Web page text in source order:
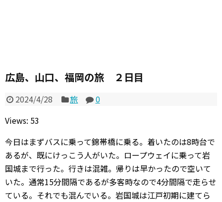
広島、山口、福岡の旅 ２日目
2024/4/28 旅
0
Views: 53
今日はまずバスに乗って錦帯橋に乗る。着いたのは8時台で
あるが、既にけっこう人がいた。ロープウェイに乗って岩
国城まで行った。行きは混雑。帰りは早かったので空いて
いた。通常15分間隔であるが多客時なので4分間隔で走らせ
ている。それでも混んでいる。岩国城は江戸初期に建てら